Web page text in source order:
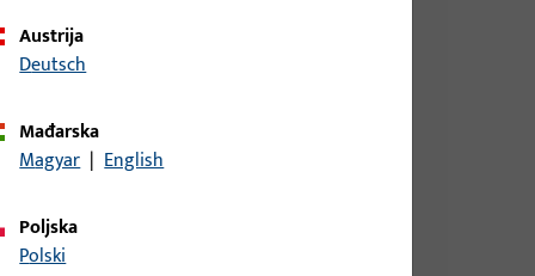
RUND VERZINKT, FUER TREIBRIEGEL- SCHLOSS,
Austrija
Deutsch
Mađarska
Magyar | English
Poljska
Polski